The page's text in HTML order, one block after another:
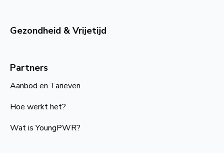
Gezondheid & Vrijetijd
Partners
Aanbod en Tarieven
Hoe werkt het?
Wat is YoungPWR?